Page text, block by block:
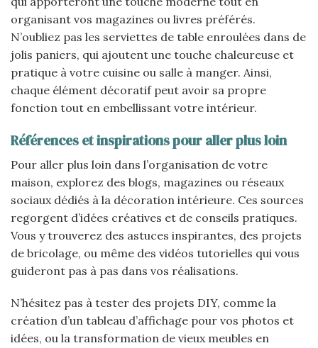
organisant vos magazines ou livres préférés.
N’oubliez pas les serviettes de table enroulées dans de
jolis paniers, qui ajoutent une touche chaleureuse et
pratique à votre cuisine ou salle à manger. Ainsi,
chaque élément décoratif peut avoir sa propre
fonction tout en embellissant votre intérieur.
Références et inspirations pour aller plus loin
Pour aller plus loin dans l’organisation de votre
maison, explorez des blogs, magazines ou réseaux
sociaux dédiés à la décoration intérieure. Ces sources
regorgent d’idées créatives et de conseils pratiques.
Vous y trouverez des astuces inspirantes, des projets
de bricolage, ou même des vidéos tutorielles qui vous
guideront pas à pas dans vos réalisations.
N’hésitez pas à tester des projets DIY, comme la
création d’un tableau d’affichage pour vos photos et
idées, ou la transformation de vieux meubles en